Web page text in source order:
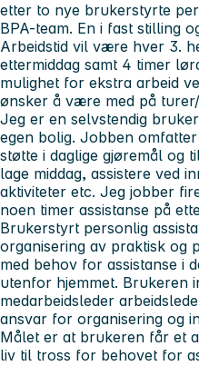
etter to nye brukerstyrte
BPA-team. En i fast stilling
Arbeidstid vil være hver 3.
ettermiddag samt 4 timer
mulighet for ekstra arbeid
ønsker å være med på
Jeg er en selvstendig
egen bolig. Jobben
støtte i daglige gjøremål og
lage middag, assistere ved
aktiviteter etc. Jeg jobber
noen timer assistanse på
Brukerstyrt personlig
organisering av praktisk og
med behov for assistanse i
utenfor hjemmet. Brukeren
medarbeidsleder
ansvar for organisering og
Målet er at brukeren får et
liv til tross for behovet for